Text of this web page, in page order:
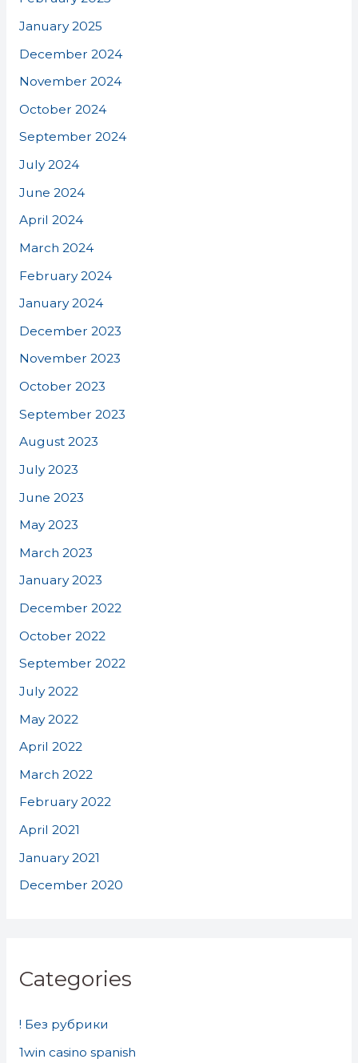
January 2025
December 2024
November 2024
October 2024
September 2024
July 2024
June 2024
April 2024
March 2024
February 2024
January 2024
December 2023
November 2023
October 2023
September 2023
August 2023
July 2023
June 2023
May 2023
March 2023
January 2023
December 2022
October 2022
September 2022
July 2022
May 2022
April 2022
March 2022
February 2022
April 2021
January 2021
December 2020
Categories
! Без рубрики
1win casino spanish